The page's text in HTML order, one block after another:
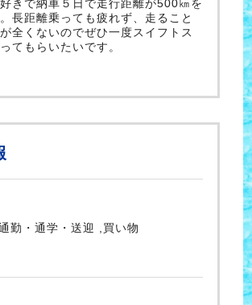
きで納車５日で走行距離が500㎞を
長距離乗っても疲れず、走ること
全くないのでぜひ一度スイフトス
てもらいたいです。
勤・通学・送迎 ,買い物